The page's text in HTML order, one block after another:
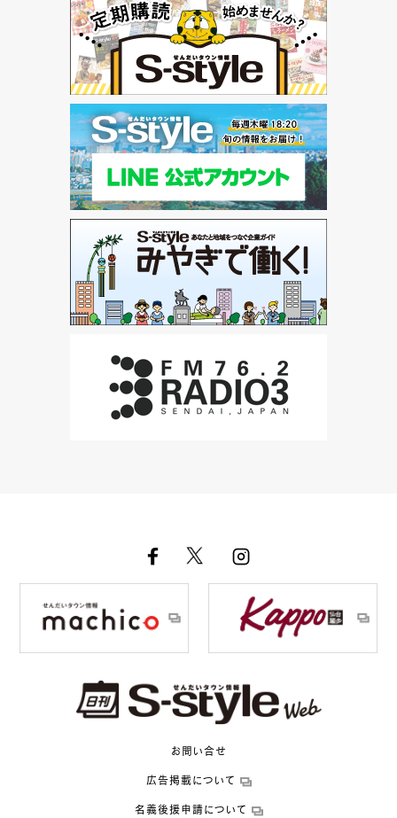
お問い合せ
広告掲載について
名義後援申請について